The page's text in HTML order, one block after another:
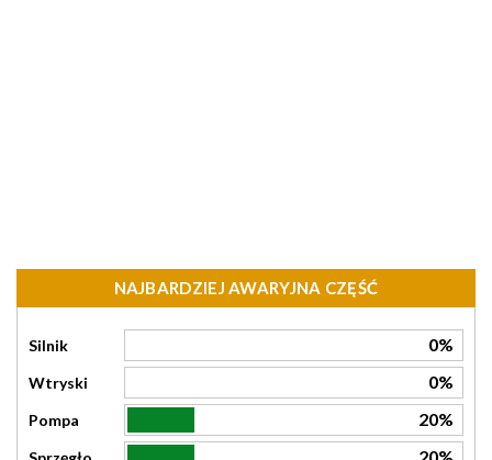
NAJBARDZIEJ AWARYJNA CZĘŚĆ
Silnik 0%
Wtryski 0%
Pompa 20%